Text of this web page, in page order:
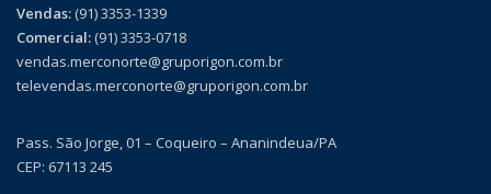
Vendas:(91) 3353-1339
Comercial:(91) 3353-0718
vendas.merconorte@gruporigon.com.br
televendas.merconorte@gruporigon.com.br
Pass. São Jorge, 01 – Coqueiro – Ananindeua/PA
CEP: 67113 245